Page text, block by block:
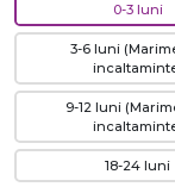
0-3 luni
3-6 luni
9-12 luni
18-24 luni